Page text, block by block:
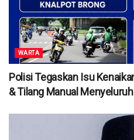
WARTA
Polisi Tegaskan Isu
& Tilang Manual